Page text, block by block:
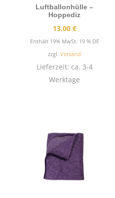
Luftballonhülle –
Hoppediz
13,00 €
Enthält 19% MwSt. 19 % DE
zzgl.Versand
Lieferzeit: ca. 3-4
Werktage